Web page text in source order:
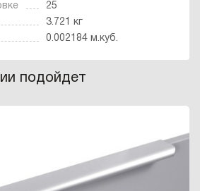
25
3.721 кг
0.002184 м.куб.
подойдет